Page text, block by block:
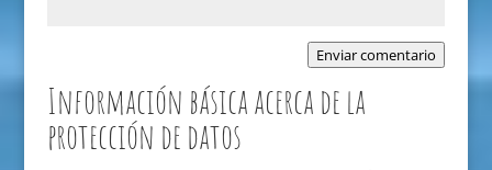
Enviar comentario
Información básica acerca de la
protección de datos